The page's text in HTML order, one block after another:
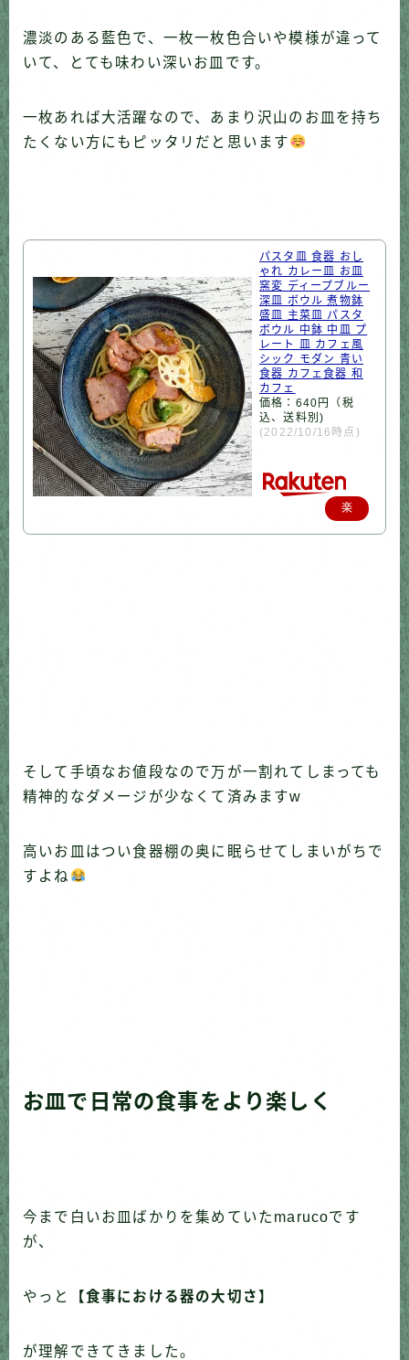
濃淡のある藍色で、一枚一枚色合いや模様が違って
いて、とても味わい深いお皿です。
一枚あれば大活躍なので、あまり沢山のお皿を持ち
たくない方にもピッタリだと思います
パスタ皿 食器 おし
ゃれ カレー皿 お皿
窯変 ディープブルー
深皿 ボウル 煮物鉢
盛皿 主菜皿 パスタ
ボウル 中鉢 中皿 プ
レート 皿 カフェ風
シック モダン 青い
食器 カフェ食器 和
カフェ
価格：640円（税
込、送料別)
(2022/10/16時点)
楽
天
そして手頃なお値段なので万が一割れてしまっても
精神的なダメージが少なくて済みますw
高いお皿はつい食器棚の奥に眠らせてしまいがちで
すよね
お皿で日常の食事をより楽しく
今まで白いお皿ばかりを集めていたmarucoです
が、
やっと 【食事における器の大切さ】
が理解できてきました。